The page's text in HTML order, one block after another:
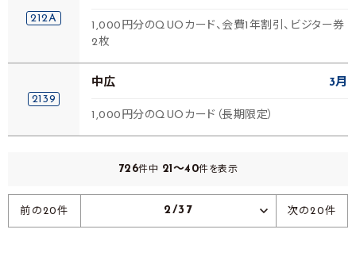
212A
1,000円分のQUOカード、会費1年割引、ビジター券
2枚
2139
中広 3月
1,000円分のQUOカード（長期限定）
726件中 21～40件を表示
前の20件 2/37 次の20件